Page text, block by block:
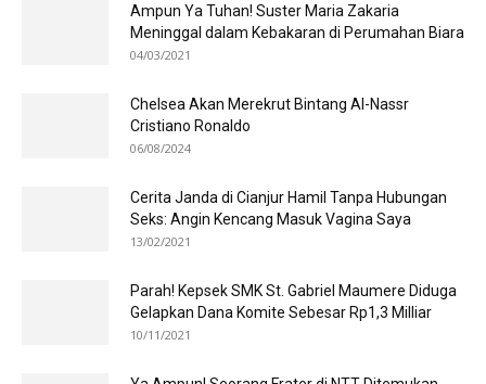
Ampun Ya Tuhan! Suster Maria Zakaria
Meninggal dalam Kebakaran di Perumahan Biara
04/03/2021
Chelsea Akan Merekrut Bintang Al-Nassr
Cristiano Ronaldo
06/08/2024
Cerita Janda di Cianjur Hamil Tanpa Hubungan
Seks: Angin Kencang Masuk Vagina Saya
13/02/2021
Parah! Kepsek SMK St. Gabriel Maumere Diduga
Gelapkan Dana Komite Sebesar Rp1,3 Milliar
10/11/2021